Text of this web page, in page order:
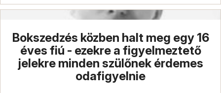
Bokszedzés közben halt meg egy 16
éves fiú - ezekre a figyelmeztető
jelekre minden szülőnek érdemes
odafigyelnie